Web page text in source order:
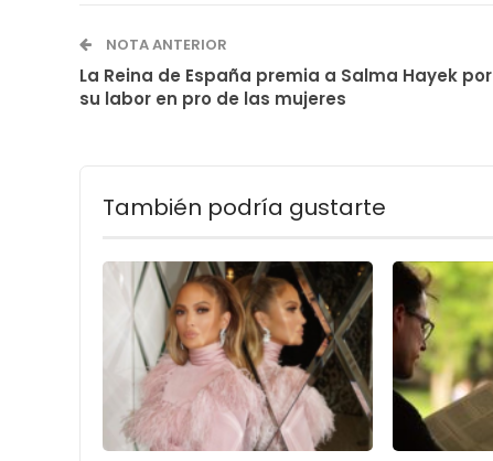
NOTA ANTERIOR
La Reina de España premia a Salma Hayek por
su labor en pro de las mujeres
También podría gustarte